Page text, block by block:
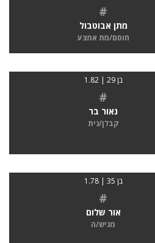
#
מתן אבוטבול
חוסם/מת אמצע
בן 29 | 1.82
#
נאור בר
קבלן/נית
בן 35 | 1.78
#
אור שלום
מגיש/ה